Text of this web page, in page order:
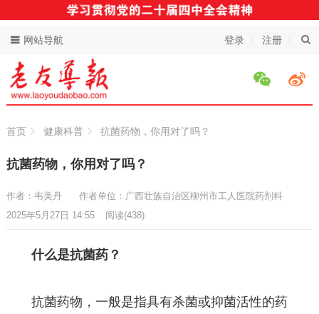
登录 注册
网站导航
首页 健康科普 抗菌药物，你用对了吗？
抗菌药物，你用对了吗？
作者：韦美丹
作者单位：广西壮族自治区柳州市工人医院药剂科
2025年5月27日 14:55
阅读(438)
什么是抗菌药？
抗菌药物，一般是指具有杀菌或抑菌活性的药